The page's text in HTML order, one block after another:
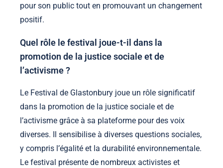
pour son public tout en promouvant un changement
positif.
Quel rôle le festival joue-t-il dans la
promotion de la justice sociale et de
l’activisme ?
Le Festival de Glastonbury joue un rôle significatif
dans la promotion de la justice sociale et de
l’activisme grâce à sa plateforme pour des voix
diverses. Il sensibilise à diverses questions sociales,
y compris l’égalité et la durabilité environnementale.
Le festival présente de nombreux activistes et